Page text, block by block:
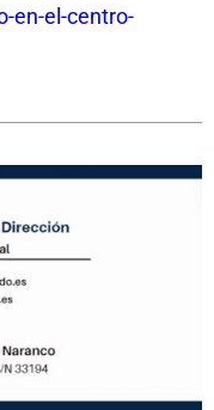
en-el-centro-